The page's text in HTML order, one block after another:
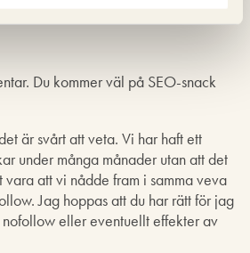
Du kommer väl på SEO-snack
är svårt att veta. Vi har haft ett
under många månader utan att det
vara att vi nådde fram i samma veva
Jag hoppas att du har rätt för jag
eller eventuellt effekter av